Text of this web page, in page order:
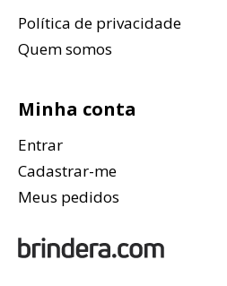
Política de privacidade
Quem somos
Minha conta
Entrar
Cadastrar-me
Meus pedidos